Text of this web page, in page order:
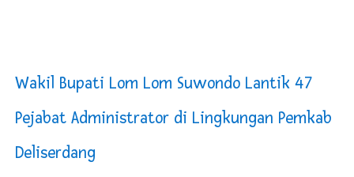
Kurve Kecamatan Medan Tembung Antisipasi Banjir
Optimalkan Efisiensi Anggaran, Bupati Taput JTP
PT ASDP Cabang Ambon Siap Dukung Program Bank
Wakil Bupati Lom Lom Suwondo Lantik 47
Pejabat Administrator di Lingkungan Pemkab
Deliserdang